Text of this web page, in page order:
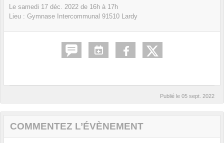
Le samedi 17 déc. 2022 de 16h à 17h
Lieu : Gymnase Intercommunal 91510 Lardy
Publié le 05 sept. 2022
COMMENTEZ L’ÉVÈNEMENT